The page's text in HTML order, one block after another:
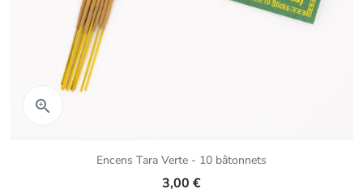

Encens Tara Verte - 10 bâtonnets
3,00 €